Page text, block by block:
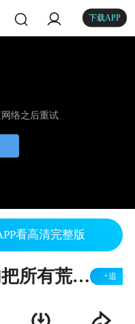
下载APP
络之后重试
看高清完整版
队长通知：五天之内把所有荒田复耕。村民：租挖掘机来挖吧 +追